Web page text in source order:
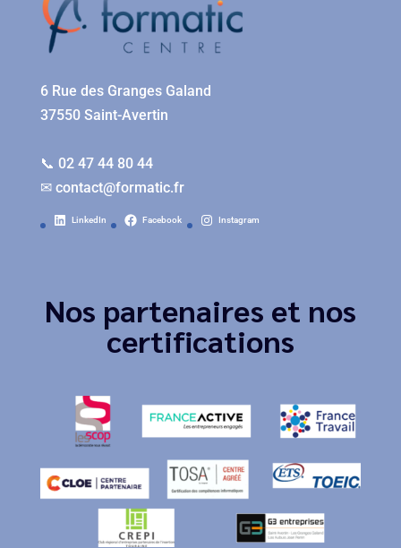
6 Rue des Granges Galand
37550 Saint-Avertin
📞 02 47 44 80 44
✉ contact@formatic.fr
LinkedIn Facebook Instagram
Nos partenaires et nos
certifications